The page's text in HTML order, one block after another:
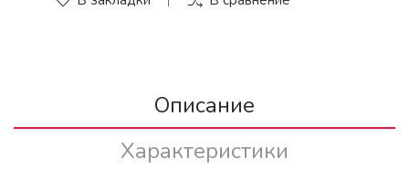
Описание
Характеристики